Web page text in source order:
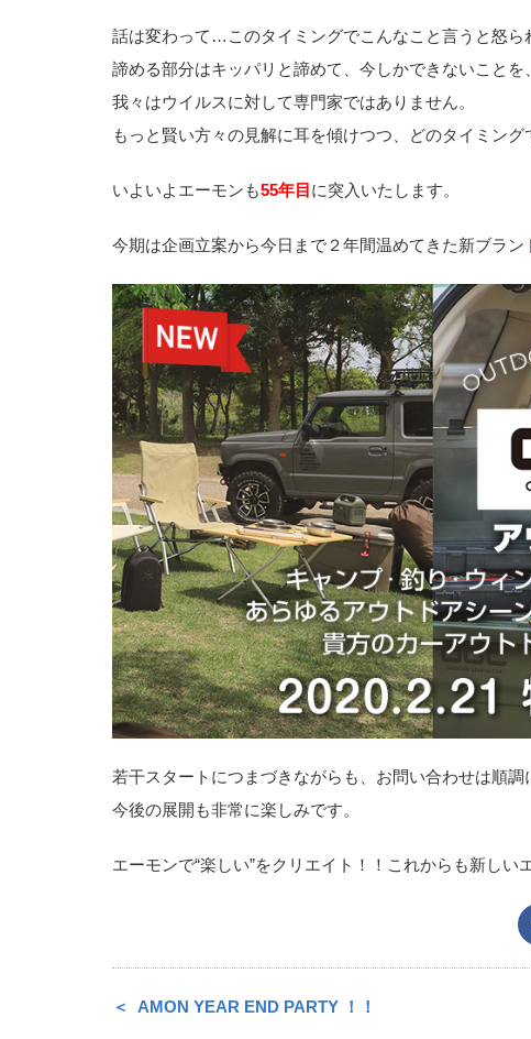
話は変わって…このタイミングでこんなこと言うと怒ら
諦める部分はキッパリと諦めて、今しかできないことを
我々はウイルスに対して専門家ではありません。
もっと賢い方々の見解に耳を傾けつつ、どのタイミン
いよいよエーモンも55年目 に突入いたします。
今期は企画立案から今日まで２年間温めてきた新ブラン
若干スタートにつまづきながらも、お問い合わせは順調
今後の展開も非常に楽しみです。
エーモンで“楽しい”をクリエイト！！これからも新しい
AMON YEAR END PARTY ！！